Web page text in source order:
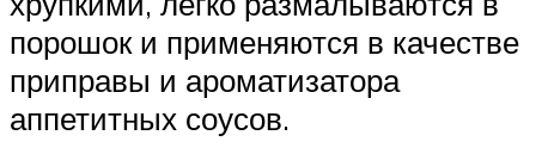
порошок и применяются в качестве
приправы и ароматизатора
аппетитных соусов.